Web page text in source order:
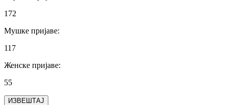
172
Мушке пријаве:
117
Женске пријаве:
55
ИЗВЕШТАЈ